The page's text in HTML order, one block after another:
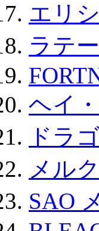
エリ
ラテ
ヘイ
ドラ
メル
SAO